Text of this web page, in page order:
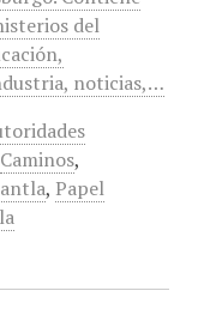
del
noticias,…
Caminos,
, Papel